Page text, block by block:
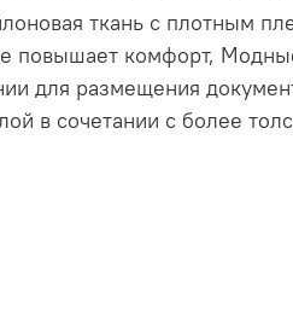
ткань с плотным
повышает комфорт,
для размещения
в сочетании с более